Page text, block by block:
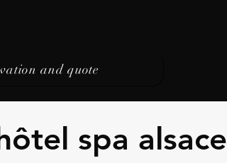
and quote
spa alsace